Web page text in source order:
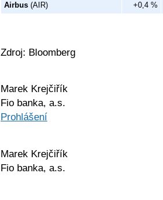
Airbus (AIR) +0,4 %
Zdroj: Bloomberg
Marek Krejčiřík
Fio banka, a.s.
Prohlášení
Marek Krejčiřík
Fio banka, a.s.